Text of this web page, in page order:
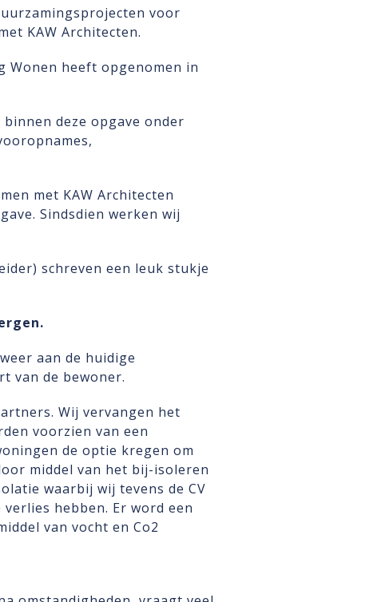
voor
KAW Architecten.
Wonen heeft opgenomen in
deze opgave onder
met KAW Architecten
Sindsdien werken wij
schreven een leuk stukje
aan de huidige
van de bewoner.
Wij vervangen het
voorzien van een
de optie kregen om
middel van het bij-isoleren
waarbij wij tevens de CV
hebben. Er word een
van vocht en Co2